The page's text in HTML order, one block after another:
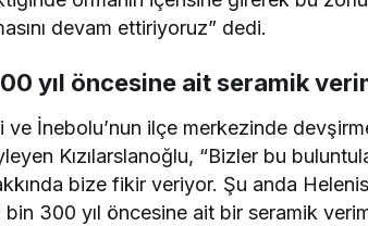
devam ettiriyoruz” dedi.
yıl öncesine ait seramik
İnebolu’nun ilçe merkezinde
Kızılarslanoğlu, “Bizler bu
bize fikir veriyor. Şu anda
300 yıl öncesine ait bir seramik